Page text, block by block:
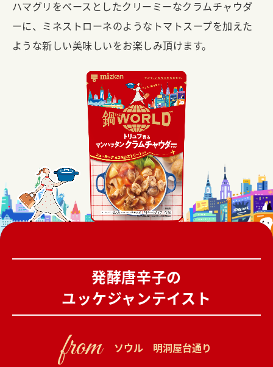
ハマグリをベースとしたクリーミーなクラムチャウダ
ーに、ミネストローネのようなトマトスープを加えた
ような新しい美味しいをお楽しみ頂けます。
発酵唐辛子の
ユッケジャンテイスト
from ソウル 明洞屋台通り